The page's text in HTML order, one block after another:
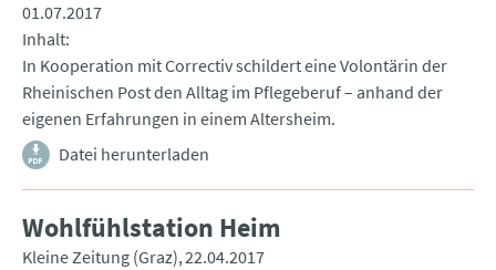
01.07.2017
Inhalt
In Kooperation mit Correctiv schildert eine Volontärin der
Rheinischen Post den Alltag im Pflegeberuf – anhand der
eigenen Erfahrungen in einem Altersheim.
Datei herunterladen
Wohlfühlstation Heim
Kleine Zeitung (Graz) 22.04.2017